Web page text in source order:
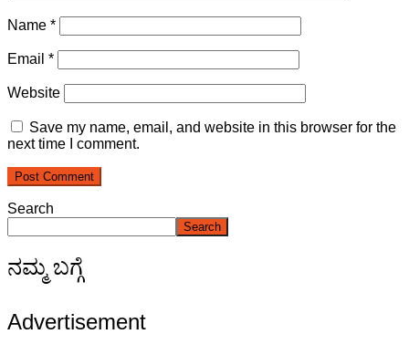
Name *
Email *
Website
Save my name, email, and website in this browser for the
next time I comment.
Search
Search
ನಮ್ಮ ಬಗ್ಗೆ
Advertisement